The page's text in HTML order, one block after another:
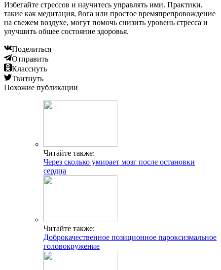
Избегайте стрессов и научитесь управлять ими. Практики,
такие как медитация, йога или простое времяпрепровождение
на свежем воздухе, могут помочь снизить уровень стресса и
улучшить общее состояние здоровья.
Поделиться
Отправить
Класснуть
Твитнуть
Похожие публикации
Читайте также:
Через сколько умирает мозг после остановки
сердца
Читайте также:
Доброкачественное позиционное пароксизмальное
головокружение